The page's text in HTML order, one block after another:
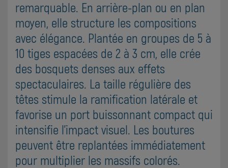
remarquable. En arrière-plan ou en plan
moyen, elle structure les compositions
avec élégance. Plantée en groupes de 5 à
10 tiges espacées de 2 à 3 cm, elle crée
des bosquets denses aux effets
spectaculaires. La taille régulière des
têtes stimule la ramification latérale et
favorise un port buissonnant compact qui
intensifie l'impact visuel. Les boutures
peuvent être replantées immédiatement
pour multiplier les massifs colorés.